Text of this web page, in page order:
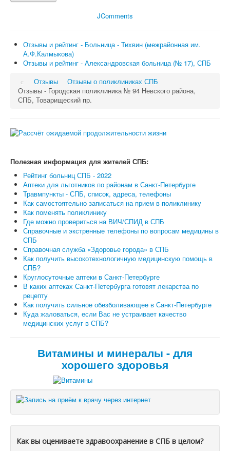
JComments
Отзывы и рейтинг - Больница - Тихвин (межрайонная им.
А.Ф.Калмыкова)
Отзывы и рейтинг - Александровская больница (№ 17), СПБ
Отзывы
Отзывы о поликлиниках СПБ
Отзывы - Городская поликлиника № 94 Невского района,
СПБ, Товарищеский пр.
Полезная информация для жителей СПБ:
Рейтинг больниц СПБ - 2022
Аптеки для льготников по районам в Санкт-Петербурге
Травмпункты - СПБ, список, адреса, телефоны
Как самостоятельно записаться на прием в поликлинику
Как поменять поликлинику
Где можно провериться на ВИЧ/СПИД в СПБ
Справочные и экстренные телефоны по вопросам медицины в
СПБ
Справочная служба «Здоровье города» в СПБ
Как получить высокотехнологичную медицинскую помощь в
СПБ?
Круглосуточные аптеки в Санкт-Петербурге
В каких аптеках Санкт-Петербурга готовят лекарства по
рецепту
Как получить сильное обезболивающее в Санкт-Петербурге
Куда жаловаться, если Вас не устраивает качество
медицинских услуг в СПБ?
Витамины и минералы - для
хорошего здоровья
Как вы оцениваете здравоохранение в СПБ в целом?